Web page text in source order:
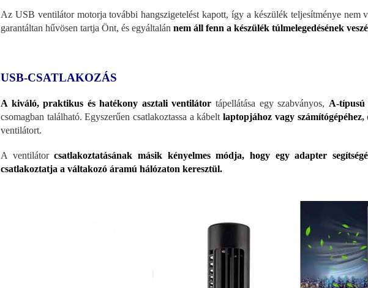
Az USB ventilátor motorja további hangszigetelést kapott, így a készülék teljesítménye nem
garantáltan hűvösen tartja Önt, és egyáltalán nem áll fenn a készülék túlmelegedésének
USB-CSATLAKOZÁS
A kiváló, praktikus és hatékony asztali ventilátor tápellátása egy szabványos, A-
csomagban található. Egyszerűen csatlakoztassa a kábeltlaptopjához vagy számítógépéhez,
ventilátort.
A ventilátorcsatlakoztatásának másik kényelmes módja, hogy egy adapter
csatlakoztatja a váltakozó áramú hálózaton keresztül.